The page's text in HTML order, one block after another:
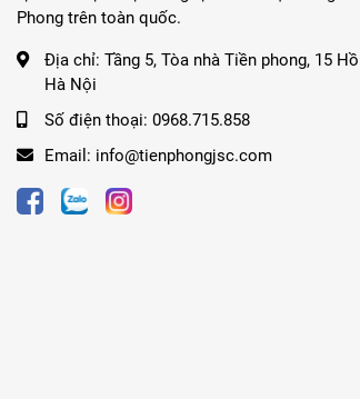
Phong trên toàn quốc.
Địa chỉ: Tầng 5, Tòa nhà Tiền phong, 15
Hà Nội
Số điện thoại: 0968.715.858
Email: info@tienphongjsc.com